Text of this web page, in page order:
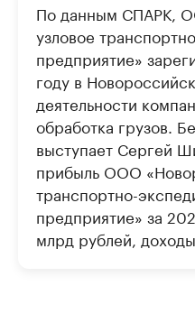
По данным СПАРК,
узловое
предприятие»
году в
деятельности
обработка грузов.
выступает Сергей
прибыль ООО
транспортно-
предприятие» за
млрд рублей,